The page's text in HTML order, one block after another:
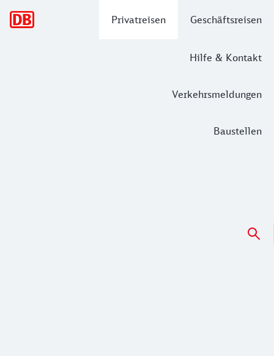
Privatreisen Geschäftsreisen
Hilfe & Kontakt
Verkehrsmeldungen
Baustellen